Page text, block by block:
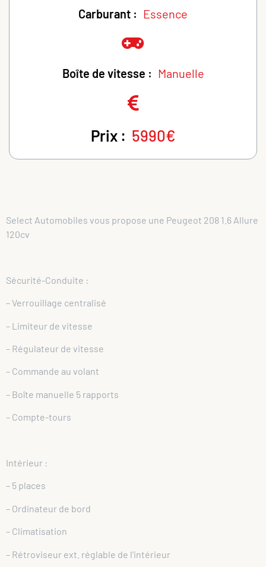
Carburant : Essence
Boîte de vitesse : Manuelle
Prix : 5990€
Select Automobiles vous propose une Peugeot 208 1.6 Allure
120cv
Sécurité-Conduite :
– Verrouillage centralisé
– Limiteur de vitesse
– Régulateur de vitesse
– Commande au volant
– Boîte manuelle 5 rapports
– Compte-tours
Intérieur :
– 5 places
– Ordinateur de bord
– Climatisation
– Rétroviseur ext. réglable de l’intérieur